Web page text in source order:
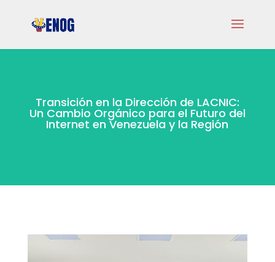
Transición en la Dirección de LACNIC:
Un Cambio Orgánico para el Futuro del
Internet en Venezuela y la Región